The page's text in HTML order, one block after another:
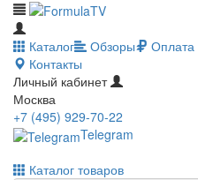
Каталог Обзоры Оплата
Контакты
Личный кабинет
Москва
+7 (495) 929-70-22
Telegram
Каталог товаров